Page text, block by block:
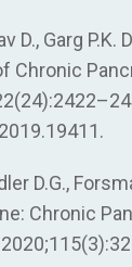
D., Garg P.K.
Chronic
D.G.,
Chronic